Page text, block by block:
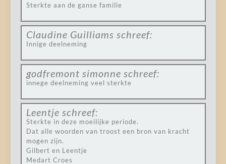
Sterkte aan de ganse familie
Claudine Guilliams schreef:
Innige deelneming
godfremont simonne schreef:
innege deelneming veel sterkte
Leentje schreef:
Sterkte in deze moeilijke periode.
Dat alle woorden van troost een bron van kracht
mogen zijn.
Gilbert en Leentje
Medart Croes